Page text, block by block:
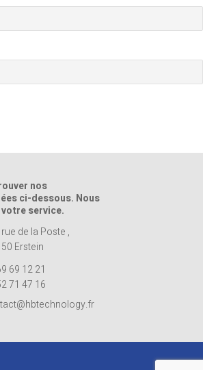
nos
ci-dessous. Nous
service.
de la Poste ,
Erstein
69 12 21
71 47 16